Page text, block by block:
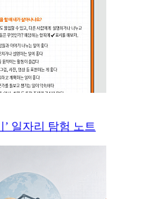
’ 일자리 탐험 노트